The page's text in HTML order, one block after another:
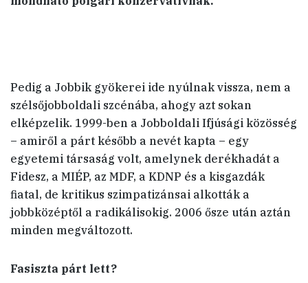
Pedig a Jobbik gyökerei ide nyúlnak vissza, nem a
szélsőjobboldali szcénába, ahogy azt sokan
elképzelik. 1999-ben a Jobboldali Ifjúsági közösség
– amiről a párt később a nevét kapta – egy
egyetemi társaság volt, amelynek derékhadát a
Fidesz, a MIÉP, az MDF, a KDNP és a kisgazdák
fiatal, de kritikus szimpatizánsai alkották a
jobbközéptől a radikálisokig. 2006 ősze után aztán
minden megváltozott.
Fasiszta párt lett?